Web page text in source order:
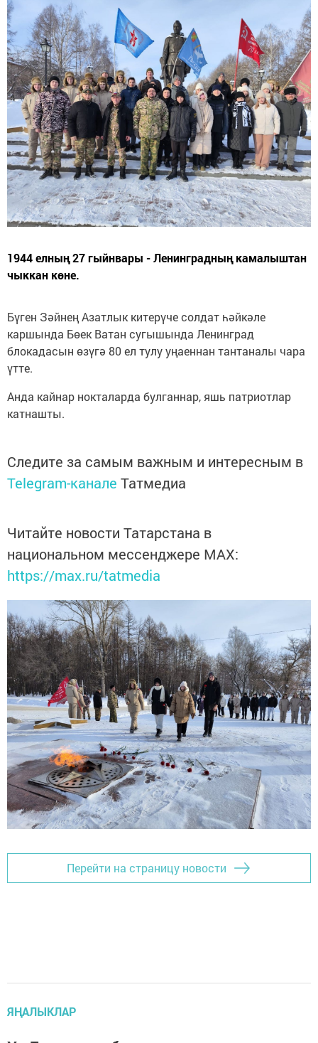
1944 елның 27 гыйнвары - Ленинградның камалыштан
чыккан көне.
Бүген Зәйнең Азатлык китерүче солдат һәйкәле
каршында Бөек Ватан сугышында Ленинград
блокадасын өзүгә 80 ел тулу уңаеннан тантаналы чара
үтте.
Анда кайнар нокталарда булганнар, яшь патриотлар
катнашты.
Следите за самым важным и интересным в
Telegram-канале Татмедиа
Читайте новости Татарстана в
национальном мессенджере MАХ:
https://max.ru/tatmedia
Перейти на страницу новости
ЯҢАЛЫКЛАР